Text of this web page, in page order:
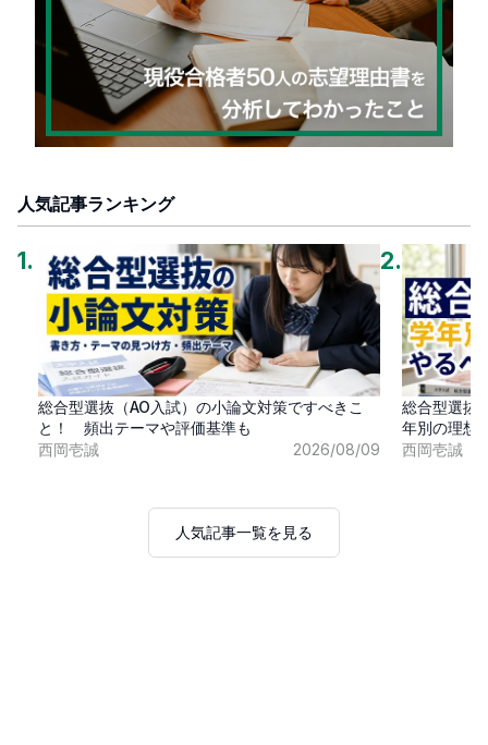
人気記事ランキング
1 .
総合型選抜（AO入試）の小論文対策ですべきこ
と！ 頻出テーマや評価基準も
西岡壱誠
2026/08/09
2.
総合型選抜
年別の理想
西岡壱誠
人気記事一覧を見る